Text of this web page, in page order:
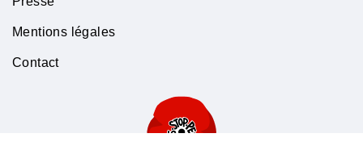
Mentions légales
Contact